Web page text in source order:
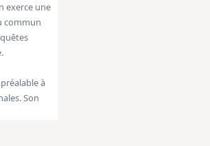
exerce une
commun
à
Son